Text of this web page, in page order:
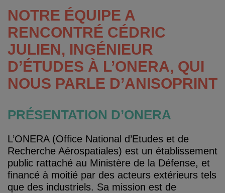
NOTRE ÉQUIPE A
RENCONTRÉ CÉDRIC
JULIEN, INGÉNIEUR
D’ÉTUDES À L’ONERA, QUI
NOUS PARLE D’ANISOPRINT
PRÉSENTATION D’ONERA
L’ONERA (Office National d’Etudes et de
Recherche Aérospatiales) est un établissement
public rattaché au Ministère de la Défense, et
financé à moitié par des acteurs extérieurs tels
que des industriels. Sa mission est de